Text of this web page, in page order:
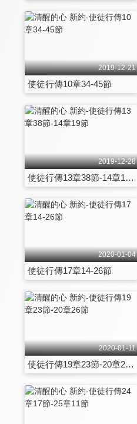
2019-12-21
使徒行傳10章34-45節
2019-12-28
使徒行傳13章38節-14章19節
2020-01-04
使徒行傳17章14-26節
2020-01-11
使徒行傳19章23節-20章26節